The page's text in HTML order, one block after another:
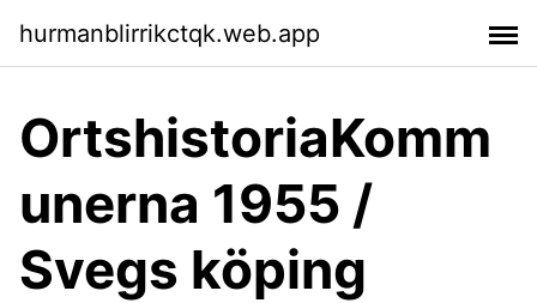
hurmanblirrikctqk.web.app
OrtshistoriaKomm
unerna 1955 /
Svegs köping